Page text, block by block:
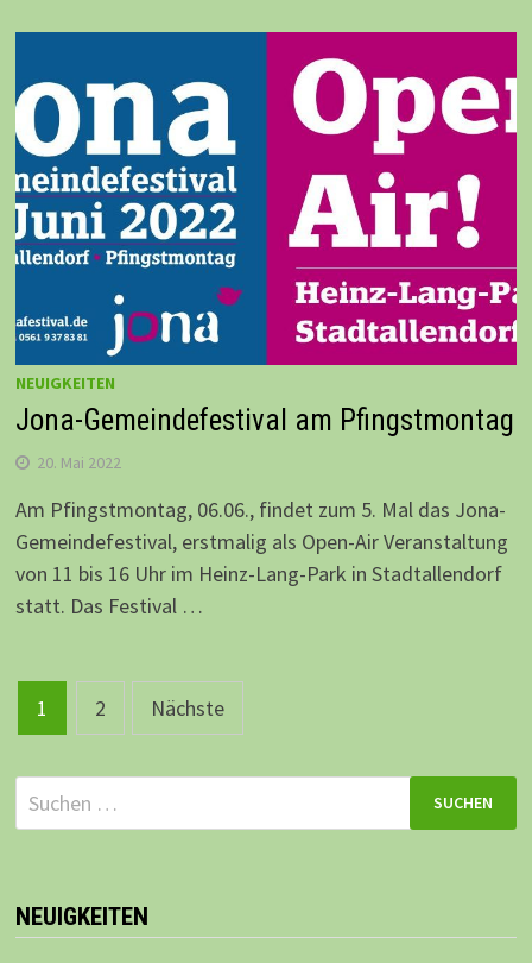
NEUIGKEITEN
Jona-Gemeindefestival am Pfingstmontag
20. Mai 2022
Am Pfingstmontag, 06.06., findet zum 5. Mal das Jona-
Gemeindefestival, erstmalig als Open-Air Veranstaltung
von 11 bis 16 Uhr im Heinz-Lang-Park in Stadtallendorf
statt. Das Festival …
Beitragsnavigation
1 2 Nächste
Suchen
nach:
NEUIGKEITEN